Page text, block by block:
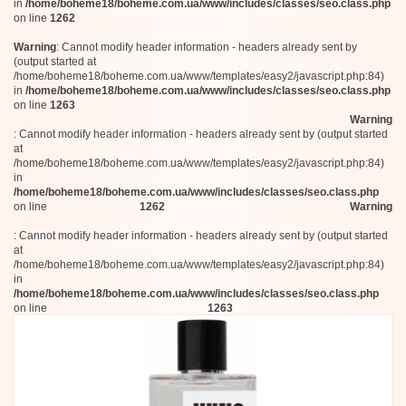
Uer Mi
Alexandre.J
Zarkoperfume
Roos & Roos / Dear Rose
Maison Gabriella Chieffo
Evody Parfums
David Jourquin
Ex Nihilo
Parfums de Marly
Dorin
L'Artisan Parfumeur
Jardins d’Ecrivains
100 мл (Тестер)
100 мл
100 мл (Тестер)
70 мл
100 мл
100 мл
100 мл
100 мл (Тестер)
100 мл
7,5 мл
in /home/boheme18/boheme.com.ua/www/includes/classes/seo.class.php
on line 1262
Warning: Cannot modify header information - headers already sent by
(output started at
/home/boheme18/boheme.com.ua/www/templates/easy2/javascript.php:84)
in /home/boheme18/boheme.com.ua/www/includes/classes/seo.class.php
on line 1263
Warning
: Cannot modify header information - headers already sent by (output started
at
/home/boheme18/boheme.com.ua/www/templates/easy2/javascript.php:84)
in
/home/boheme18/boheme.com.ua/www/includes/classes/seo.class.php
on line
1262 Warning
: Cannot modify header information - headers already sent by (output started
at
/home/boheme18/boheme.com.ua/www/templates/easy2/javascript.php:84)
in
/home/boheme18/boheme.com.ua/www/includes/classes/seo.class.php
on line
1263